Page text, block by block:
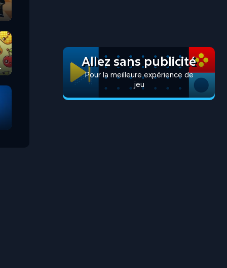
Allez sans publicité
Pour la meilleure expérience de
jeu